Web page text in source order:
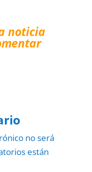
noticia
no será
están